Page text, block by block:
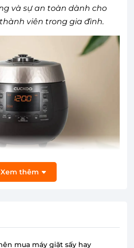
và sự an toàn dành cho
viên trong gia đình.
với dung tích phù hợp
Xem thêm
mua máy giặt sấy hay